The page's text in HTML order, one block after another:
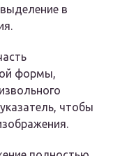
в
формы,
чтобы